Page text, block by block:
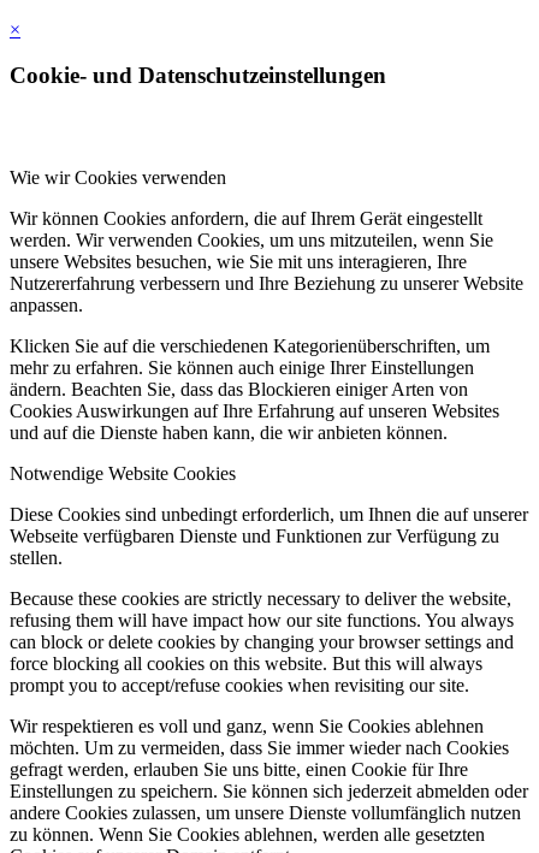
×
Cookie- und Datenschutzeinstellungen
Wie wir Cookies verwenden
Wir können Cookies anfordern, die auf Ihrem Gerät eingestellt
werden. Wir verwenden Cookies, um uns mitzuteilen, wenn Sie
unsere Websites besuchen, wie Sie mit uns interagieren, Ihre
Nutzererfahrung verbessern und Ihre Beziehung zu unserer Website
anpassen.
Klicken Sie auf die verschiedenen Kategorienüberschriften, um
mehr zu erfahren. Sie können auch einige Ihrer Einstellungen
ändern. Beachten Sie, dass das Blockieren einiger Arten von
Cookies Auswirkungen auf Ihre Erfahrung auf unseren Websites
und auf die Dienste haben kann, die wir anbieten können.
Notwendige Website Cookies
Diese Cookies sind unbedingt erforderlich, um Ihnen die auf unserer
Webseite verfügbaren Dienste und Funktionen zur Verfügung zu
stellen.
Because these cookies are strictly necessary to deliver the website,
refusing them will have impact how our site functions. You always
can block or delete cookies by changing your browser settings and
force blocking all cookies on this website. But this will always
prompt you to accept/refuse cookies when revisiting our site.
Wir respektieren es voll und ganz, wenn Sie Cookies ablehnen
möchten. Um zu vermeiden, dass Sie immer wieder nach Cookies
gefragt werden, erlauben Sie uns bitte, einen Cookie für Ihre
Einstellungen zu speichern. Sie können sich jederzeit abmelden oder
andere Cookies zulassen, um unsere Dienste vollumfänglich nutzen
zu können. Wenn Sie Cookies ablehnen, werden alle gesetzten